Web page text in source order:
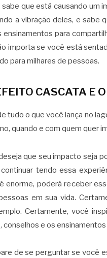
que está causando um
a vibração deles, e sabe
ensinamentos para
importa se você está
para milhares de pessoas.
CASCATA E
tudo o que você lança no
quando e com quem quer
que seu impacto seja
tendo essa
enorme, poderá receber
em sua vida.
Certamente, você
e os
de se perguntar se você